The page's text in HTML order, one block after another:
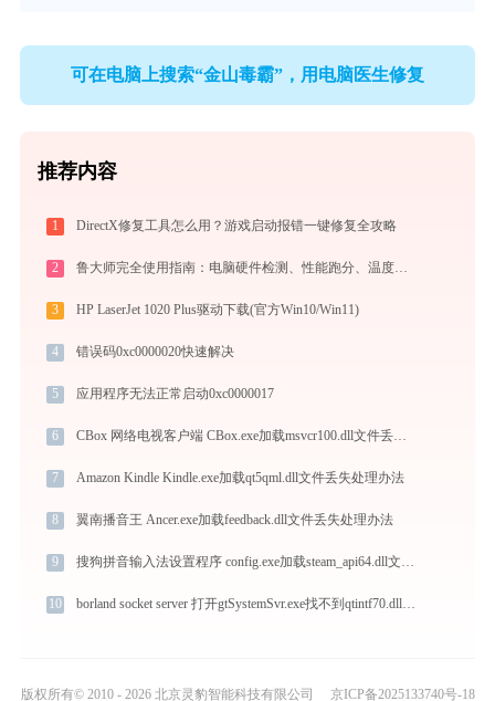
可在电脑上搜索“金山毒霸”，用电脑医生修复
推荐内容
1 DirectX修复工具怎么用？游戏启动报错一键修复全攻略
2 鲁大师完全使用指南：电脑硬件检测、性能跑分、温度监控与系统优化一站式攻略
3 HP LaserJet 1020 Plus驱动下载(官方Win10/Win11)
4 错误码0xc0000020快速解决
5 应用程序无法正常启动0xc0000017
6 CBox 网络电视客户端 CBox.exe加载msvcr100.dll文件丢失处理办法
7 Amazon Kindle Kindle.exe加载qt5qml.dll文件丢失处理办法
8 翼南播音王 Ancer.exe加载feedback.dll文件丢失处理办法
9 搜狗拼音输入法设置程序 config.exe加载steam_api64.dll文件丢失处理办法
10 borland socket server 打开gtSystemSvr.exe找不到qtintf70.dll怎么办
版权所有© 2010 - 2026 北京灵豹智能科技有限公司 京ICP备2025133740号-18